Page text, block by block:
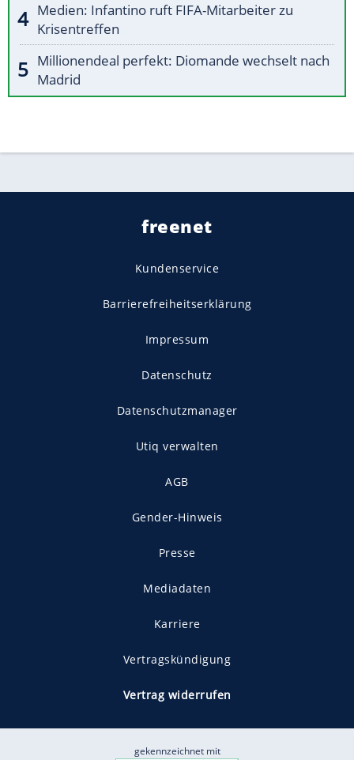
Medien: Infantino ruft FIFA-Mitarbeiter zu
Krisentreffen
Millionendeal perfekt: Diomande wechselt nach
Madrid
freenet
Kundenservice
Barrierefreiheitserklärung
Impressum
Datenschutz
Datenschutzmanager
Utiq verwalten
AGB
Gender-Hinweis
Presse
Mediadaten
Karriere
Vertragskündigung
Vertrag widerrufen
gekennzeichnet mit